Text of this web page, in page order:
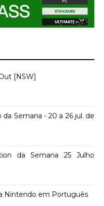
[NSW]
Semana - 20 a 26 jul. de
da Semana 25 Julho
Nintendo em Português